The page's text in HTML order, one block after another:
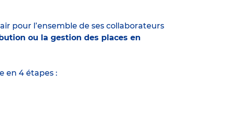
pour l’ensemble de ses collaborateurs
ou la gestion des places en
en 4 étapes :